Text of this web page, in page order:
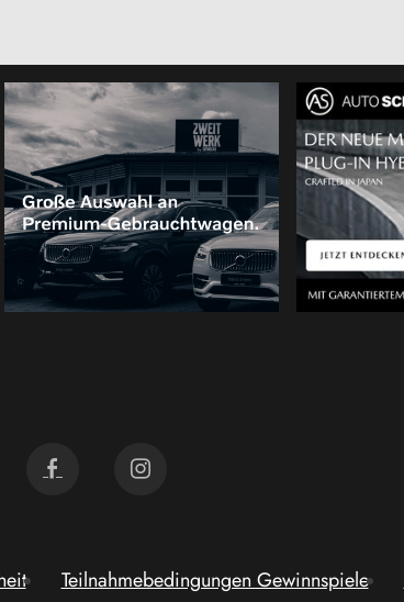
Teilnahmebedingungen Gewinnspiele